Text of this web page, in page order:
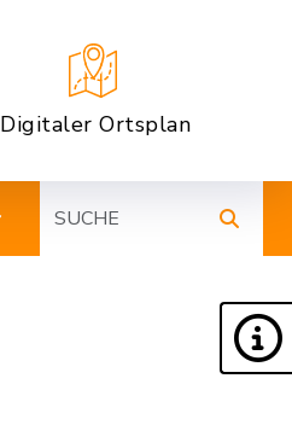
Digitaler Ortsplan